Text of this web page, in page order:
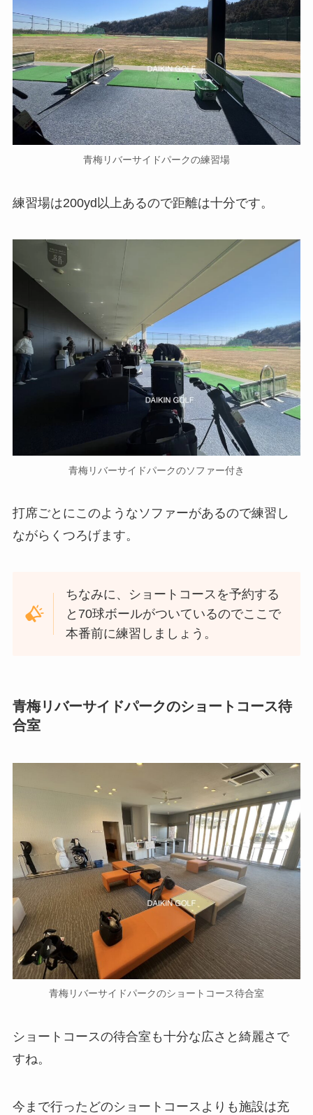
青梅リバーサイドパークの練習場
練習場は200yd以上あるので距離は十分です。
青梅リバーサイドパークのソファー付き
打席ごとにこのようなソファーがあるので練習し
ながらくつろげます。
ちなみに、ショートコースを予約する
と70球ボールがついているのでここで
本番前に練習しましょう。
青梅リバーサイドパークのショートコース待
合室
青梅リバーサイドパークのショートコース待合室
ショートコースの待合室も十分な広さと綺麗さで
すね。
今まで行ったどのショートコースよりも施設は充